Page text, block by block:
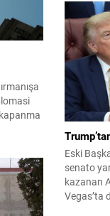
konuları
ülkelerle
üzerinde
Eski
senato
kazanan
Vegas’ta